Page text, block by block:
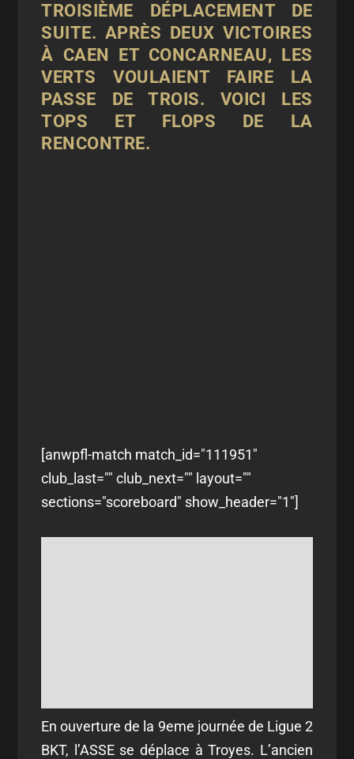
TROISIÈME DÉPLACEMENT DE
SUITE. APRÈS DEUX VICTOIRES
À CAEN ET CONCARNEAU, LES
VERTS VOULAIENT FAIRE LA
PASSE DE TROIS. VOICI LES
TOPS ET FLOPS DE LA
RENCONTRE.
[anwpfl-match match_id="111951"
club_last="" club_next="" layout=""
sections="scoreboard" show_header="1"]
En ouverture de la 9eme journée de Ligue 2
BKT, l’ASSE se déplace à Troyes. L’ancien